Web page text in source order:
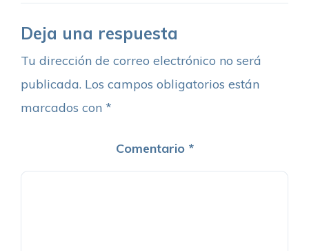
Deja una respuesta
Tu dirección de correo electrónico no será
publicada. Los campos obligatorios están
marcados con *
Comentario *